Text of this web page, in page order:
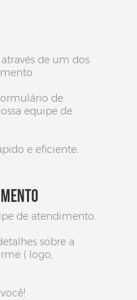
de um dos
de
equipe de
e eficiente.
de atendimento.
sobre a
( logo,